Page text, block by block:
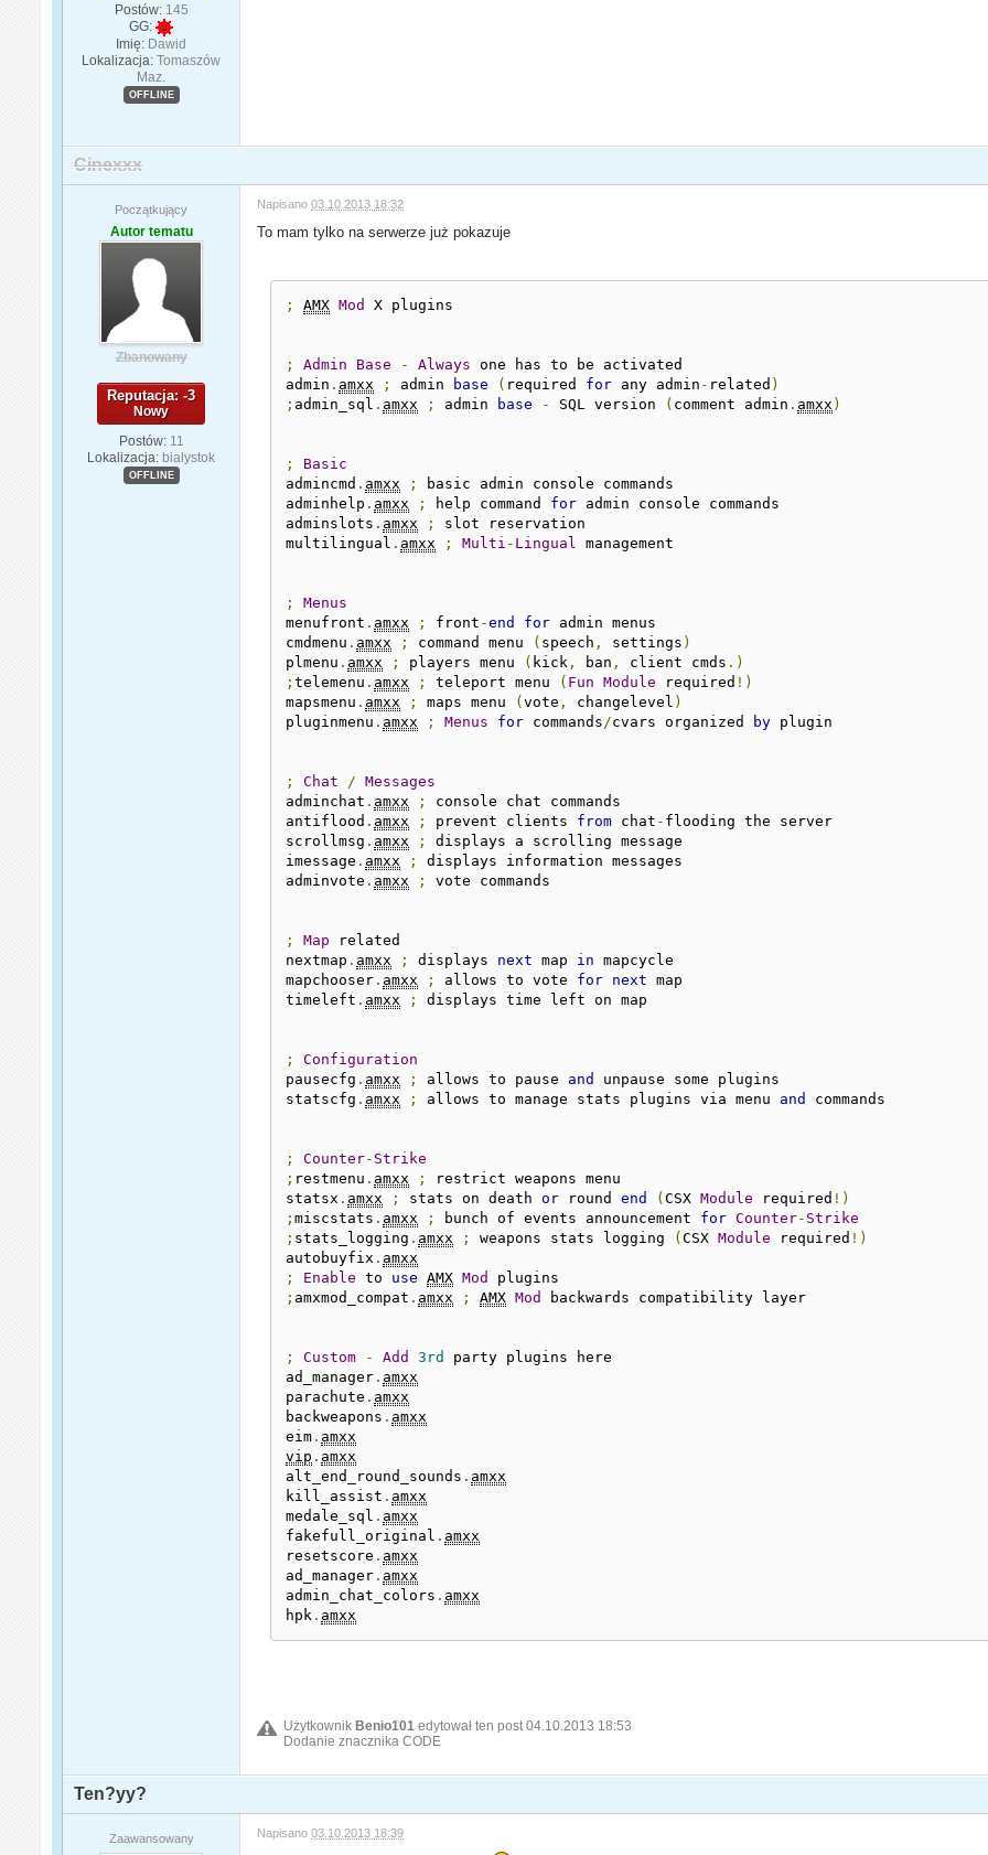
Postów: 145
GG:
Imię: Dawid
Lokalizacja: Tomaszów
Maz.
OFFLINE
Cinexxx
Początkujący
Autor tematu
Zbanowany
Reputacja: -3
Nowy
Postów: 11
Lokalizacja: bialystok
OFFLINE
Napisano03.10.2013 18:32
To mam tylko na serwerze już pokazuje
; AMX Mod X plugins
; Admin Base - Always one has to be activated
admin . amxx ; admin base ( required for any admin - related )
; admin_sql . amxx ; admin base - SQL version ( comment admin . amxx )
;
Basic
admincmd . amxx ;
basic admin console commands
adminhelp . amxx ; help command for admin console commands
adminslots . amxx ;
slot reservation
multilingual . amxx ; Multi - Lingual management
;
Menus
menufront . amxx ; front -end for admin menus
cmdmenu . amxx ; command menu ( speech , settings )
plmenu . amxx ; players menu ( kick , ban , client cmds .)
;telemenu . amxx ; teleport menu ( Fun Module required !)
mapsmenu . amxx ; maps menu (vote , changelevel )
pluginmenu . amxx ; Menus for commands /cvars organized by plugin
; Chat /
Messages
adminchat . amxx ;
console chat commands
antiflood . amxx ; prevent clients from chat - flooding the server
scrollmsg . amxx ;
displays a scrolling message
imessage . amxx ;
displays information messages
adminvote . amxx ; vote commands
; Map related
nextmap . amxx ; displays next map in mapcycle
mapchooser . amxx ; allows to vote for next map
timeleft . amxx ; displays time left on map
;
Configuration
pausecfg . amxx ; allows to pause and
unpause some plugins
statscfg . amxx ; allows to manage stats plugins via menu and commands
; Counter- Strike
; restmenu . amxx ;
restrict weapons menu
statsx . amxx ; stats on death or round end (CSX Module required !)
;miscstats . amxx ; bunch of events announcement for Counter- Strike
; stats_logging . amxx ; weapons stats logging (CSX Module required !)
autobuyfix . amxx
;
Enable to use AMX Mod
; amxmod_compat . amxx ; AMX Mod backwards compatibility layer
; Custom - Add 3rd
party plugins here
ad_manager . amxx
parachute . amxx
backweapons . amxx
eim . amxx
vip . amxx
alt_end_round_sounds . amxx
kill_assist . amxx
medale_sql . amxx
fakefull_original . amxx
resetscore . amxx
ad_manager . amxx
admin_chat_colors . amxx
hpk . amxx
UżytkownikBenio101 edytował ten post 04.10.2013 18:53
Dodanie znacznika CODE
Ten?yy?
Zaawansowany Napisano03.10.2013 18:39